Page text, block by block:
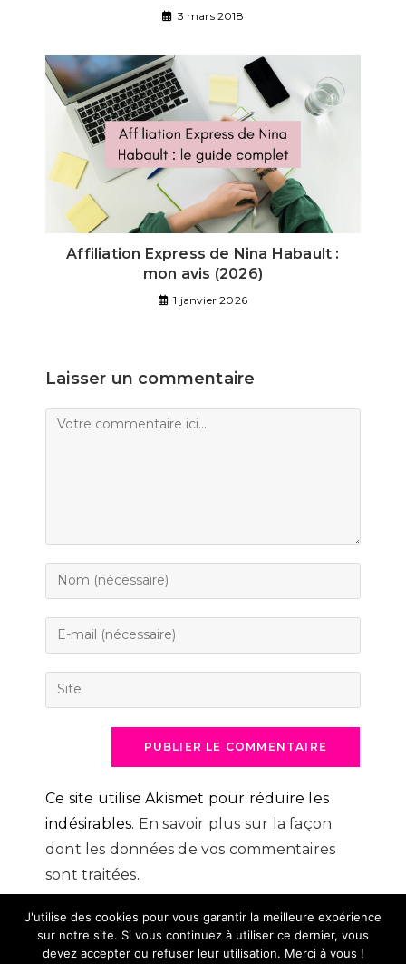
3 mars 2018
Affiliation Express de Nina Habault :
mon avis (2026)
1 janvier 2026
Laisser un commentaire
Comment
Enter
your
name
to
comment
Enter
your
email
address
Saisir
l’URL
(facultatif)
Ce site utilise Akismet pour réduire les
indésirables. En savoir plus sur la façon
dont les données de vos commentaires
sont traitées.
J'utilise des cookies pour vous garantir la meilleure expérience
sur notre site. Si vous continuez à utiliser ce dernier, vous
devez accepter ou refuser leur utilisation. Merci à vous !